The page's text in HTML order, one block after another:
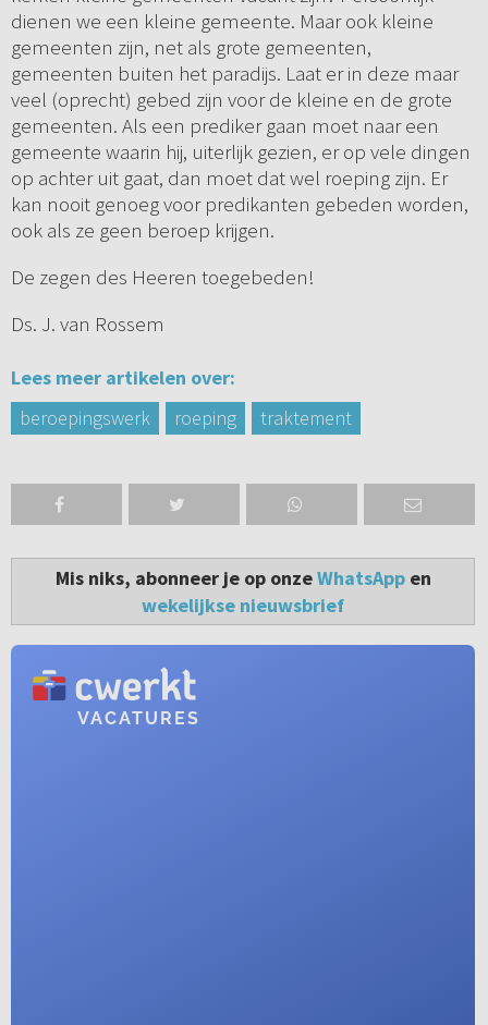
dienen we een kleine gemeente. Maar ook kleine
gemeenten zijn, net als grote gemeenten,
gemeenten buiten het paradijs. Laat er in deze maar
veel (oprecht) gebed zijn voor de kleine en de grote
gemeenten. Als een prediker gaan moet naar een
gemeente waarin hij, uiterlijk gezien, er op vele dingen
op achter uit gaat, dan moet dat wel roeping zijn. Er
kan nooit genoeg voor predikanten gebeden worden,
ook als ze geen beroep krijgen.
De zegen des Heeren toegebeden!
Ds. J. van Rossem
Lees meer artikelen over:
beroepingswerk
roeping traktement
Mis niks, abonneer je op onzeWhatsAppen
wekelijkse nieuwsbrief